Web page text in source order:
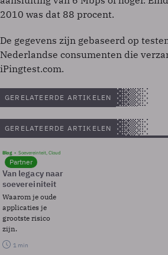
2010 was dat 88 procent.
De gegevens zijn gebaseerd op
Nederlandse consumenten die
iPingtest.com.
GERELATEERDE ARTIKELEN
GERELATEERDE ARTIKELEN
Blog Soevereinteit, Cloud
Partner
Van legacy naar
soevereiniteit
Waarom je oude
applicaties je
grootste risico
zijn.
1 min